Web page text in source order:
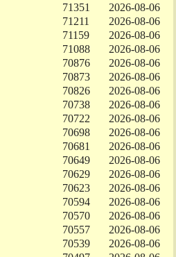
71351
2026-08-06
71211
2026-08-06
71159
2026-08-06
71088
2026-08-06
70876
2026-08-06
70873
2026-08-06
70826
2026-08-06
70738
2026-08-06
70722
2026-08-06
70698
2026-08-06
70681
2026-08-06
70649
2026-08-06
70629
2026-08-06
70623
2026-08-06
70594
2026-08-06
70570
2026-08-06
70557
2026-08-06
70539
2026-08-06